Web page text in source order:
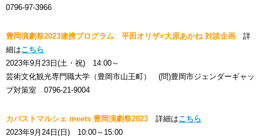
0796-97-3966
豊岡演劇祭2023連携プログラム 平田オリザ×大原あかね 対談企画 詳
細はこちら
2023年9月23日(土・祝) 14:00～
芸術文化観光専門職大学（豊岡市山王町） (問)豊岡市ジェンダーギャッ
プ対策室 0796-21-9004
カバストマルシェ meets 豊岡演劇祭2023 詳細はこちら
2023年9月24日(日) 10:00～15:00